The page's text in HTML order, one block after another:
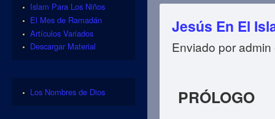
Jesús En El
Enviado poradmin
PRÓLOGO
Islam Para Los Niños
El Mes de Ramadán
Artículos Variados
Descargar Material
Los Nombres de Dios